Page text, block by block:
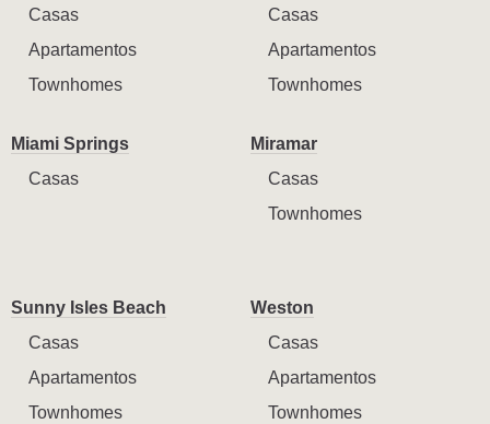
Casas
Apartamentos
Townhomes
Casas
Apartamentos
Townhomes
Miami Springs
Casas
Miramar
Casas
Townhomes
Sunny Isles Beach
Casas
Apartamentos
Townhomes
Weston
Casas
Apartamentos
Townhomes